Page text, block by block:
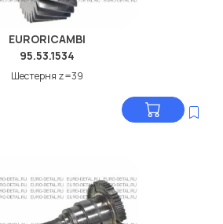
EURORICAMBI
95.53.1534
Шестерня z=39